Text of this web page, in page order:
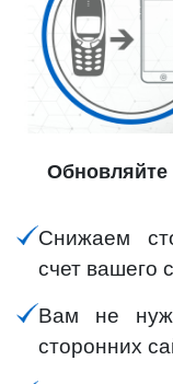
Обновляйте
Снижаем
счет вашего
Вам не
сторонних